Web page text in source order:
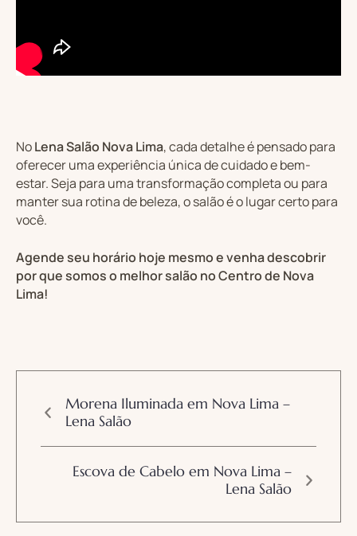
NoLena Salão Nova Lima, cada detalhe é pensado para
oferecer uma experiência única de cuidado e bem-
estar. Seja para uma transformação completa ou para
manter sua rotina de beleza, o salão é o lugar certo para
você.
Agende seu horário hoje mesmo e venha descobrir
por que somos o melhor salão no Centro de Nova
Lima!
Morena Iluminada em Nova Lima –
Lena Salão
Escova de Cabelo em Nova Lima –
Lena Salão